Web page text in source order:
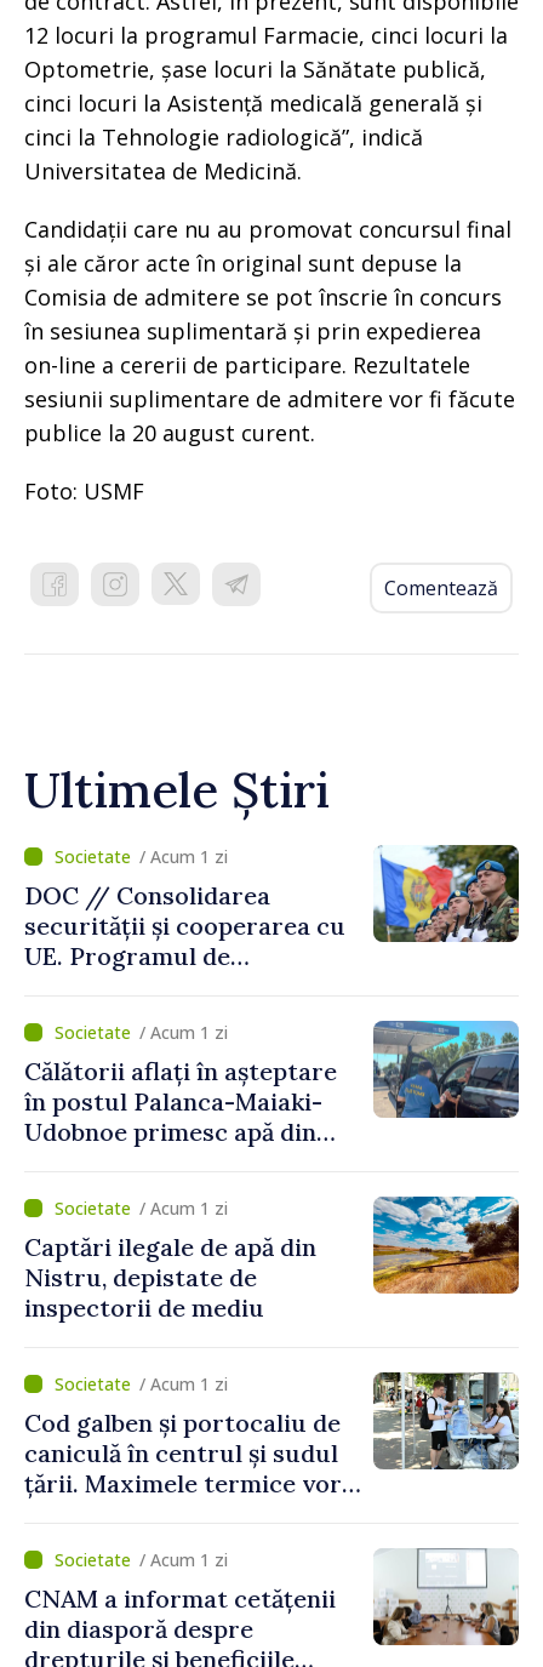
12 locuri la programul Farmacie, cinci locuri la
Optometrie, șase locuri la Sănătate publică,
cinci locuri la Asistență medicală generală și
cinci la Tehnologie radiologică”, indică
Universitatea de Medicină.
Candidații care nu au promovat concursul final
și ale căror acte în original sunt depuse la
Comisia de admitere se pot înscrie în concurs
în sesiunea suplimentară și prin expedierea
on-line a cererii de participare. Rezultatele
sesiunii suplimentare de admitere vor fi făcute
publice la 20 august curent.
Foto: USMF
Comentează
Ultimele Știri
/ Acum 1 zi
DOC // Consolidarea
securității și cooperarea cu
UE. Programul de
Naționale de Apărare pentru
perioada 2024–2034,
publicat în Monitorul Oficial
/ Acum 1 zi
Călătorii aflați în așteptare
în postul Palanca-Maiaki-
Udobnoe primesc apă din
și a polițiștilor de frontieră
/ Acum 1 zi
Captări ilegale de apă din
Nistru, depistate de
inspectorii de mediu
/ Acum 1 zi
Cod galben și portocaliu de
caniculă în centrul și sudul
țării. Maximele termice vor
/ Acum 1 zi
CNAM a informat cetățenii
din diasporă despre
drepturile și beneficiile